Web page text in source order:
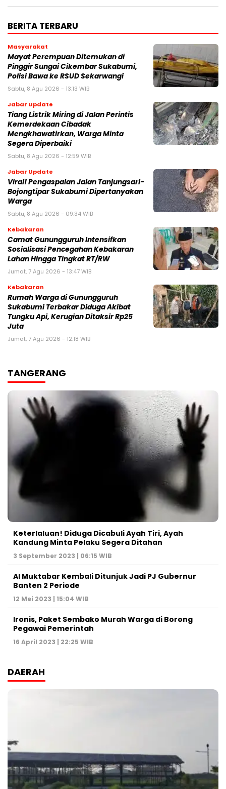
BERITA TERBARU
Masyarakat
‎Mayat Perempuan Ditemukan di
Pinggir Sungai Cikembar Sukabumi,
Polisi Bawa ke RSUD Sekarwangi‎
Sabtu, 8 Agu 2026 - 13:13 WIB
Jabar Update
Tiang Listrik Miring di Jalan Perintis
Kemerdekaan Cibadak
Mengkhawatirkan, Warga Minta
Segera Diperbaiki
Sabtu, 8 Agu 2026 - 12:59 WIB
Jabar Update
Viral! Pengaspalan Jalan Tanjungsari-
Bojongtipar Sukabumi Dipertanyakan
Warga
Sabtu, 8 Agu 2026 - 09:34 WIB
Kebakaran
‎‎Camat Gunungguruh Intensifkan
Sosialisasi Pencegahan Kebakaran
Lahan Hingga Tingkat RT/RW‎
Jumat, 7 Agu 2026 - 13:47 WIB
Kebakaran
‎Rumah Warga di Gunungguruh
Sukabumi Terbakar Diduga Akibat
Tungku Api, Kerugian Ditaksir Rp25
Juta
Jumat, 7 Agu 2026 - 12:18 WIB
TANGERANG
Keterlaluan! Diduga Dicabuli Ayah Tiri, Ayah
Kandung Minta Pelaku Segera Ditahan
3 September 2023 | 06:15 WIB
Al Muktabar Kembali Ditunjuk Jadi PJ Gubernur
Banten 2 Periode
12 Mei 2023 | 15:04 WIB
Ironis, Paket Sembako Murah Warga di Borong
Pegawai Pemerintah
16 April 2023 | 22:25 WIB
DAERAH